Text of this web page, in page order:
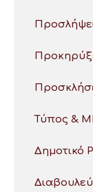
Τύπος &
Δημοτικό